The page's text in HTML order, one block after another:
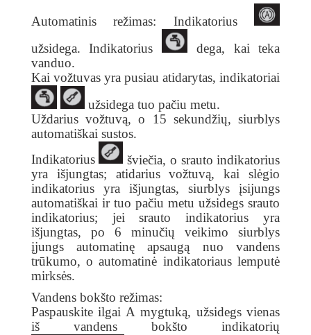
Automatinis režimas: Indikatorius
užsidega. Indikatorius
dega, kai teka
vanduo.
Kai vožtuvas yra pusiau atidarytas, indikatoriai
užsidega tuo pačiu metu.
Uždarius vožtuvą, o 15 sekundžių, siurblys
automatiškai sustos.
Indikatorius
šviečia, o srauto indikatorius
yra išjungtas; atidarius vožtuvą, kai slėgio
indikatorius yra išjungtas, siurblys įsijungs
automatiškai ir tuo pačiu metu užsidegs srauto
indikatorius; jei srauto indikatorius yra
išjungtas, po 6 minučių veikimo siurblys
įjungs automatinę apsaugą nuo vandens
trūkumo, o automatinė indikatoriaus lemputė
mirksės.
Vandens bokšto režimas:
Paspauskite ilgai A mygtuką, užsidegs vienas
iš vandens bokšto indikatorių